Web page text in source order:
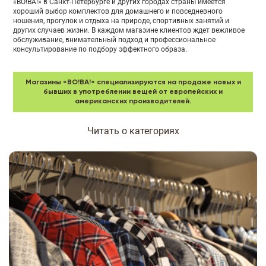
«ВО!ВА!» в Санкт-Петербурге и других городах страны имеется
хороший выбор комплектов для домашнего и повседневного
ношения, прогулок и отдыха на природе, спортивных занятий и
других случаев жизни. В каждом магазине клиентов ждет вежливое
обслуживание, внимательный подход и профессиональное
консультирование по подбору эффектного образа.
Магазины «ВО!ВА!» специализируются на продаже новых и
бывших в употреблении вещей от европейских и
американских производителей.
В каталог попадает только та одежда, которая сохранила отличную
носкость и привлекательный внешний вид. Продукция реализуется в
становятся не только рядовые люди, но и целые магазины секонд-
хенд. Опыт работы в торговой сфере позволяет нам предлагать
широкий ассортимент вещей, чтобы каждый человек мог найти
подходящие обновки по сезону, стилю, модным тенденциям и
стоимости.
МУЖСКАЯ ОДЕЖДА
Наша одежда для мужчин отличается хорошей носкостью и
соответствует высоким показателям практичности, эстетичности и
Читать о категориях